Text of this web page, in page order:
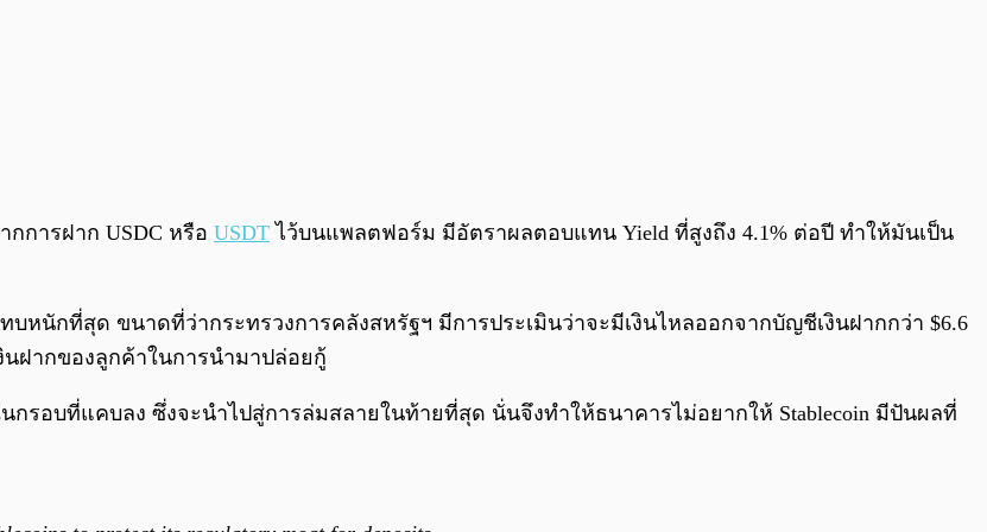
กการฝาก USDC หรือ USDT ไว้บนแพลตฟอร์ม มีอัตราผลตอบแทน Yield ที่สูงถึง 4.1% ต่อปี ทำให้มันเป็น
หนักที่สุด ขนาดที่ว่ากระทรวงการคลังสหรัฐฯ มีการประเมินว่าจะมีเงินไหลออกจากบัญชีเงินฝากกว่า $6.6
นฝากของลูกค้าในการนำมาปล่อยกู้
รอบที่แคบลง ซึ่งจะนำไปสู่การล่มสลายในท้ายที่สุด นั่นจึงทำให้ธนาคารไม่อยากให้ Stablecoin มีปันผลที่